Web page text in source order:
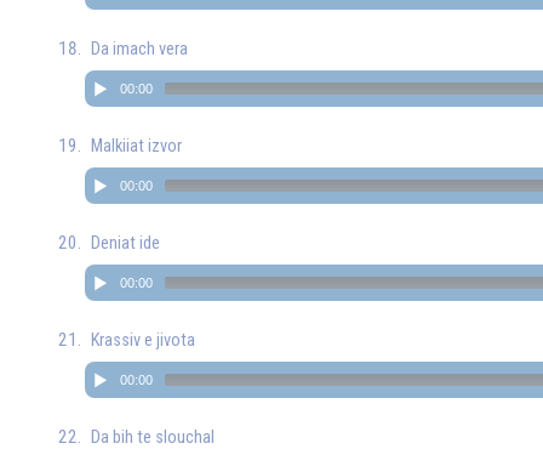
Da imach vera
00:00
Malkiiat izvor
00:00
Deniat ide
00:00
Krassiv e jivota
00:00
Da bih te slouchal